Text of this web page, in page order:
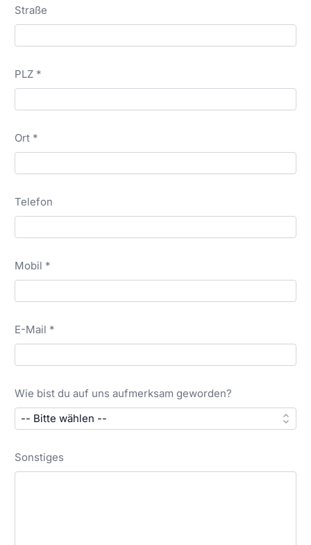
Straße
PLZ *
Ort *
Telefon
Mobil *
E-Mail *
Wie bist du auf uns aufmerksam geworden?
Sonstiges